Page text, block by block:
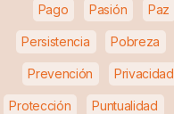
Pago Pasión Paz
Persistencia Pobreza
Prevención Privacidad
Protección Puntualidad